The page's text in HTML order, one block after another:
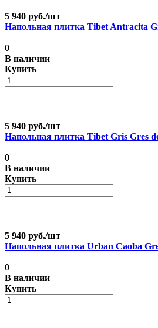
5 940 руб./шт
Напольная плитка Tibet Antracita
0
В наличии
Купить
5 940 руб./шт
Напольная плитка Tibet Gris Gres
0
В наличии
Купить
5 940 руб./шт
Напольная плитка Urban Caoba
0
В наличии
Купить